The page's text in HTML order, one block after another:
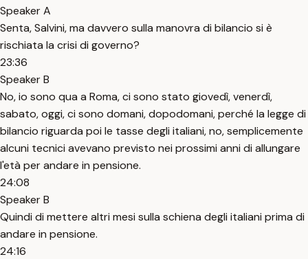
Speaker A
Senta, Salvini, ma davvero sulla manovra di bilancio si è
rischiata la crisi di governo?
23:36
Speaker B
No, io sono qua a Roma, ci sono stato giovedì, venerdì,
sabato, oggi, ci sono domani, dopodomani, perché la legge di
bilancio riguarda poi le tasse degli italiani, no, semplicemente
alcuni tecnici avevano previsto nei prossimi anni di allungare
l'età per andare in pensione.
24:08
Speaker B
Quindi di mettere altri mesi sulla schiena degli italiani prima di
andare in pensione.
24:16